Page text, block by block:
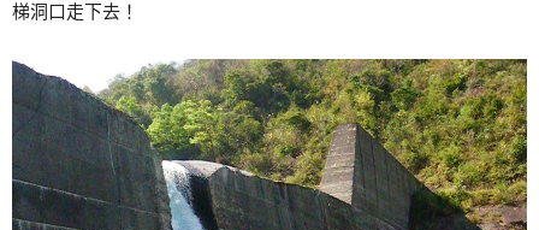
梯洞口走下去！